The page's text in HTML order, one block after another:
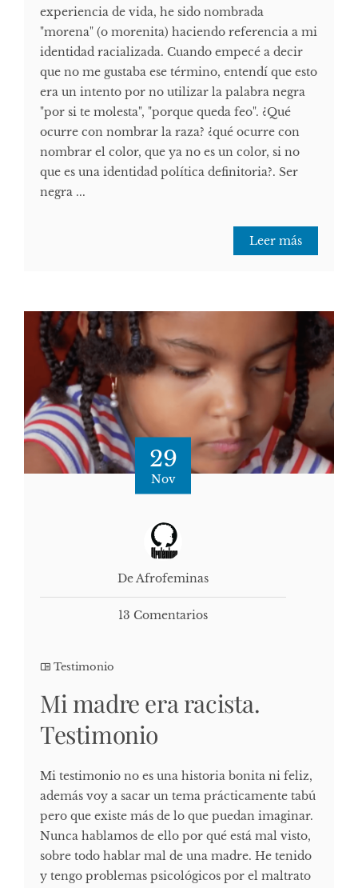
experiencia de vida, he sido nombrada
"morena" (o morenita) haciendo referencia a mi
identidad racializada. Cuando empecé a decir
que no me gustaba ese término, entendí que esto
era un intento por no utilizar la palabra negra
"por si te molesta", "porque queda feo". ¿Qué
ocurre con nombrar la raza? ¿qué ocurre con
nombrar el color, que ya no es un color, si no
que es una identidad política definitoria?. Ser
negra ...
Leer más
29
Nov
De Afrofeminas
13 Comentarios
Testimonio
Mi madre era racista.
Testimonio
Mi testimonio no es una historia bonita ni feliz,
además voy a sacar un tema prácticamente tabú
pero que existe más de lo que puedan imaginar.
Nunca hablamos de ello por qué está mal visto,
sobre todo hablar mal de una madre. He tenido
y tengo problemas psicológicos por el maltrato